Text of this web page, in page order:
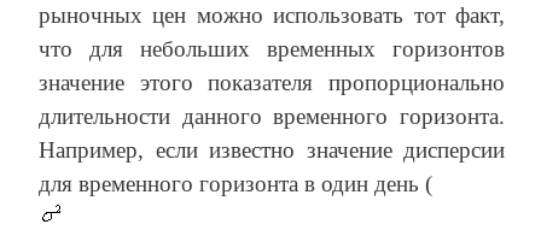
рыночных цен можно использовать тот факт,
что для небольших временных горизонтов
значение этого показателя пропорционально
длительности данного временного горизонта.
Например, если известно значение дисперсии
для временного горизонта в один день (